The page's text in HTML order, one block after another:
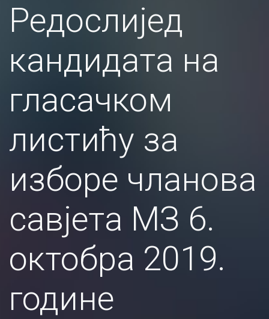
Редослијед
кандидата на
гласачком
листићу за
изборе чланова
савјета МЗ 6.
октобра 2019.
године